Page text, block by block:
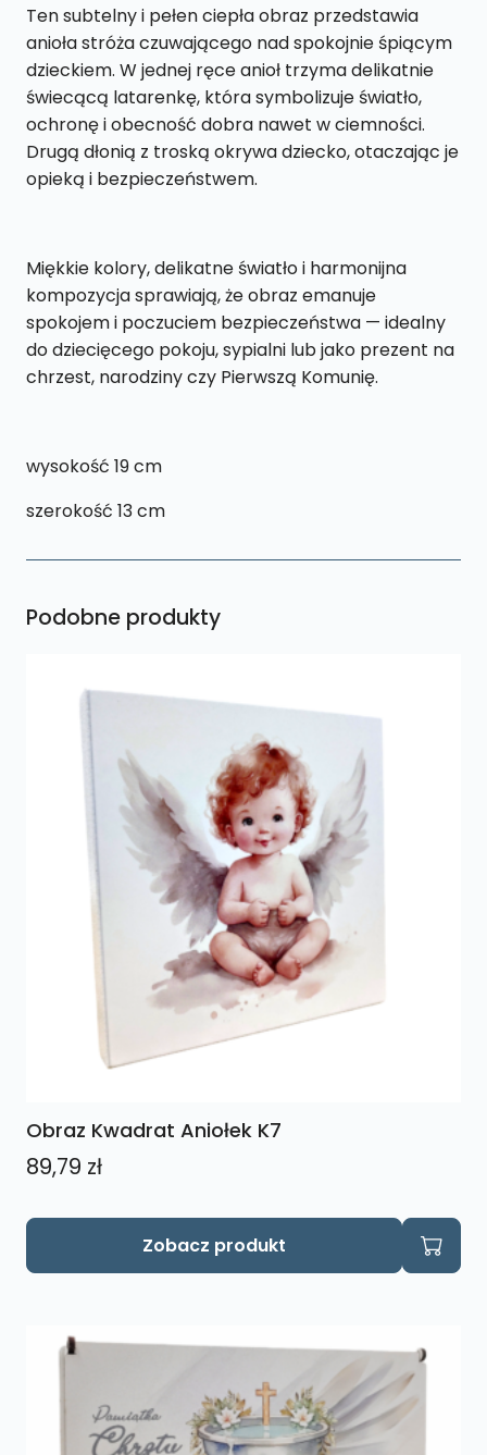
Ten subtelny i pełen ciepła obraz przedstawia
anioła stróża czuwającego nad spokojnie śpiącym
dzieckiem. W jednej ręce anioł trzyma delikatnie
świecącą latarenkę, która symbolizuje światło,
ochronę i obecność dobra nawet w ciemności.
Drugą dłonią z troską okrywa dziecko, otaczając je
opieką i bezpieczeństwem.
Miękkie kolory, delikatne światło i harmonijna
kompozycja sprawiają, że obraz emanuje
spokojem i poczuciem bezpieczeństwa — idealny
do dziecięcego pokoju, sypialni lub jako prezent na
chrzest, narodziny czy Pierwszą Komunię.
wysokość 19 cm
szerokość 13 cm
Podobne produkty
Obraz Kwadrat Aniołek K7
89,79 zł
Zobacz produkt